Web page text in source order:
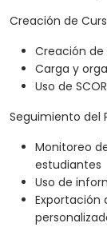
Creación de
Creación de
Carga y
Uso de
Seguimiento del
Monitoreo
estudiantes
Uso de
Exportación